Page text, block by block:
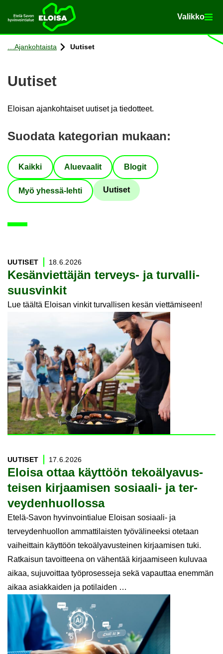
Etusi­vu Va­lik­ko
Va­lik­ko
Siir­ry si­säl­töön
Ajan­koh­tais­ta Uu­ti­set
Uu­ti­set
Eloi­san ajan­koh­tai­set uu­ti­set ja tie­dot­teet.
Suo­da­ta ka­te­go­rian mu­kaan:
Kaik­ki Alue­vaa­lit Blo­git
Myö yhessä-​lehti Uu­ti­set
Ke­sän­viet­tä­jän terveys-​ ja tur­val­li­
suus­vin­kit
UU­TI­SET 18.6.2026
Lue täältä Eloisan vinkit turvallisen kesän viettämiseen!
Eloi­sa ottaa käyt­töön te­ko­ä­ly­avus­
tei­sen kir­jaa­mi­sen sosiaali-​ ja ter­
vey­den­huol­los­sa
UU­TI­SET 17.6.2026
Etelä-Savon hyvinvointialue Eloisan sosiaali- ja
terveydenhuollon ammattilaisten työvälineeksi otetaan
vaiheittain käyttöön tekoälyavusteinen kirjaamisen tuki.
Ratkaisun tavoitteena on vähentää kirjaamiseen kuluvaa
aikaa, sujuvoittaa työprosesseja sekä vapauttaa enemmän
aikaa asiakkaiden ja potilaiden …